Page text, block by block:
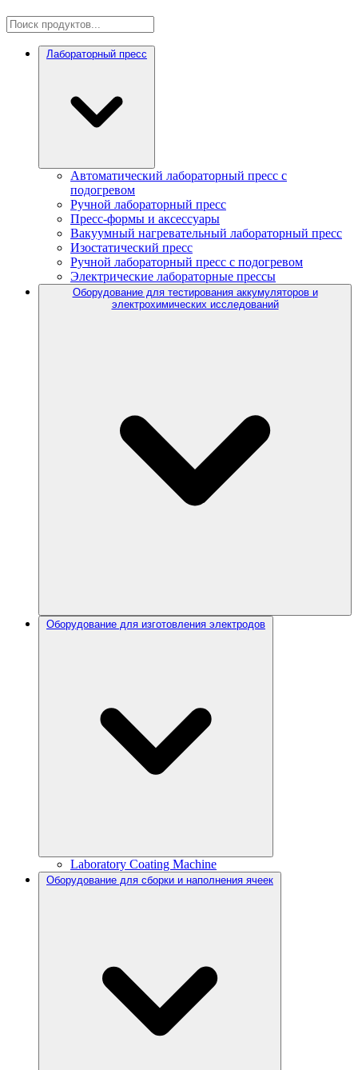
Лабораторный пресс
Автоматический лабораторный пресс с
подогревом
Ручной лабораторный пресс
Пресс-формы и аксессуары
Вакуумный нагревательный лабораторный пресс
Изостатический пресс
Ручной лабораторный пресс с подогревом
Электрические лабораторные прессы
Оборудование для тестирования аккумуляторов и
электрохимических исследований
Оборудование для изготовления электродов
Laboratory Coating Machine
Оборудование для сборки и наполнения ячеек